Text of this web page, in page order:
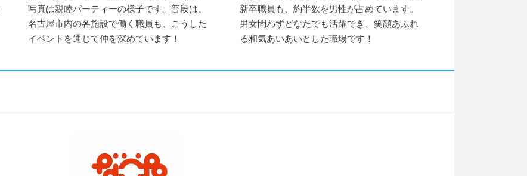
写真は親睦パーティーの様子です。普段は、
名古屋市内の各施設で働く職員も、こうした
イベントを通じて仲を深めています！
新卒職員も、約半数を男性が占めています。
男女問わずどなたでも活躍でき、笑顔あふれ
る和気あいあいとした職場です！